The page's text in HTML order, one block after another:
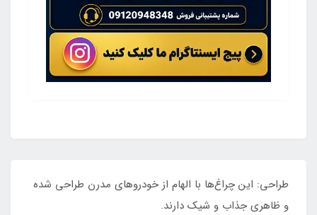
طراحی: این چراغ‌ها با الهام از خودروهای مدرن طراحی شده
و ظاهری جذاب و شیک دارند.